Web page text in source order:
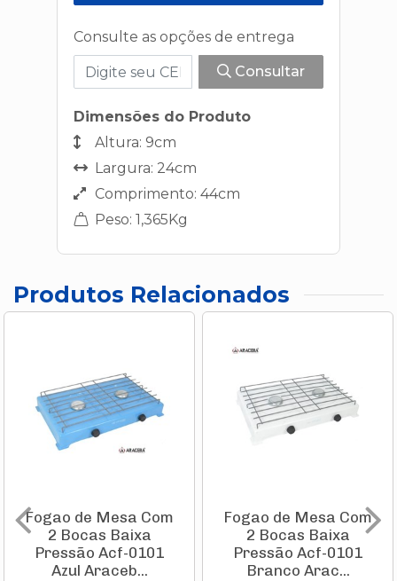
Consulte as opções de entrega
Consultar
Dimensões do Produto
Altura: 9cm
Largura: 24cm
Comprimento: 44cm
Peso: 1,365Kg
Produtos Relacionados
Fogao de Mesa Com
2 Bocas Baixa
Pressão Acf-0101
Azul Araceb...
Fogao de Mesa Com
2 Bocas Baixa
Pressão Acf-0101
Branco Arac...